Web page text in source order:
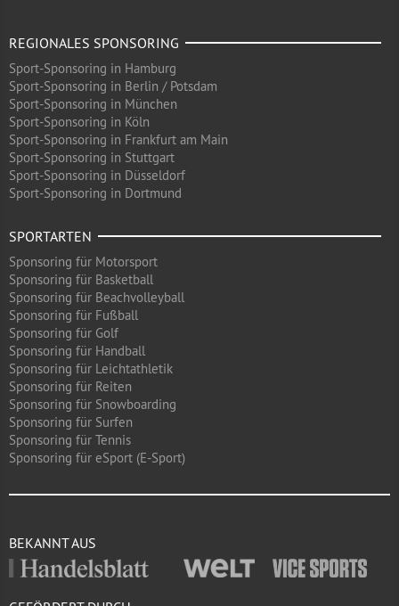
REGIONALES SPONSORING
Sport-Sponsoring in Hamburg
Sport-Sponsoring in Berlin / Potsdam
Sport-Sponsoring in München
Sport-Sponsoring in Köln
Sport-Sponsoring in Frankfurt am Main
Sport-Sponsoring in Stuttgart
Sport-Sponsoring in Düsseldorf
Sport-Sponsoring in Dortmund
SPORTARTEN
Sponsoring für Motorsport
Sponsoring für Basketball
Sponsoring für Beachvolleyball
Sponsoring für Fußball
Sponsoring für Golf
Sponsoring für Handball
Sponsoring für Leichtathletik
Sponsoring für Reiten
Sponsoring für Snowboarding
Sponsoring für Surfen
Sponsoring für Tennis
Sponsoring für eSport (E-Sport)
BEKANNT AUS